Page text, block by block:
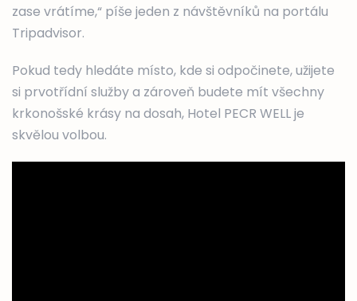
zase vrátíme,“ píše jeden z návštěvníků na portálu
Tripadvisor.
Pokud tedy hledáte místo, kde si odpočinete, užijete
si prvotřídní služby a zároveň budete mít všechny
krkonošské krásy na dosah, Hotel PECR WELL je
skvělou volbou.